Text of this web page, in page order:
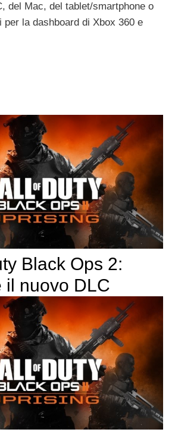
del Mac, del tablet/smartphone o
per la dashboard di Xbox 360 e
Black Ops 2:
il nuovo DLC